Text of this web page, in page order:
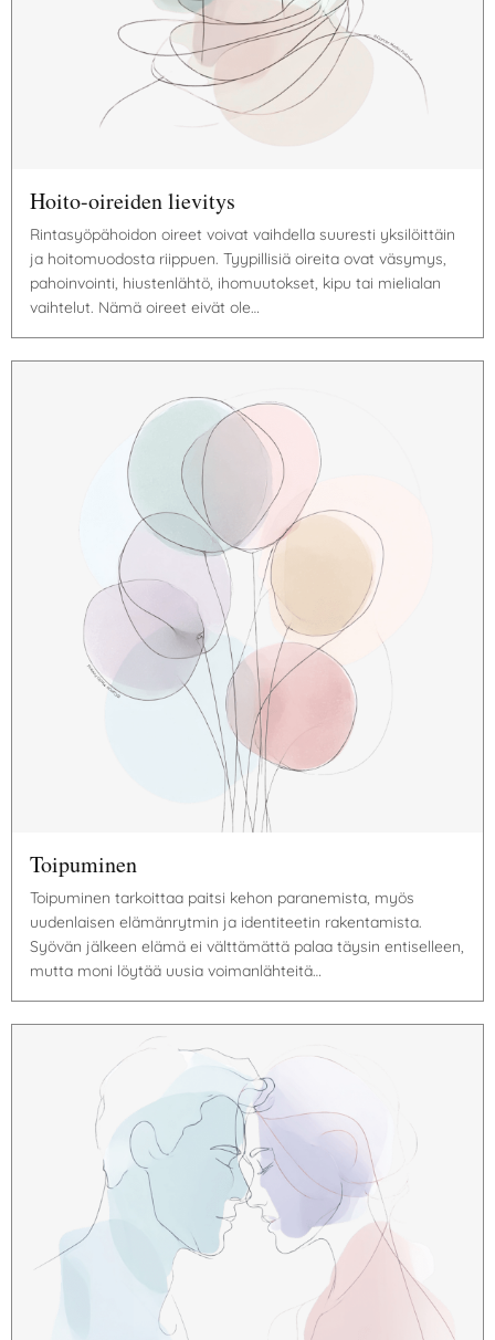
Hoito-oireiden lievitys
Rintasyöpähoidon oireet voivat vaihdella suuresti yksilöittäin
ja hoitomuodosta riippuen. Tyypillisiä oireita ovat väsymys,
pahoinvointi, hiustenlähtö, ihomuutokset, kipu tai mielialan
vaihtelut. Nämä oireet eivät ole…
Toipuminen
Toipuminen tarkoittaa paitsi kehon paranemista, myös
uudenlaisen elämänrytmin ja identiteetin rakentamista.
Syövän jälkeen elämä ei välttämättä palaa täysin entiselleen,
mutta moni löytää uusia voimanlähteitä…